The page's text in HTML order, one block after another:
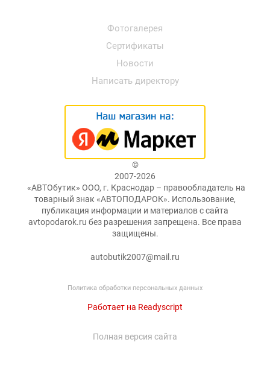
Фотогалерея
Сертификаты
Новости
Написать директору
©
2007-2026
«АВТОбутик» ООО, г. Краснодар – правообладатель на
товарный знак «АВТОПОДАРОК». Использование,
публикация информации и материалов с сайта
avtopodarok.ru без разрешения запрещена. Все права
защищены.
autobutik2007@mail.ru
Политика обработки персональных данных
Работает на Readyscript
Полная версия сайта